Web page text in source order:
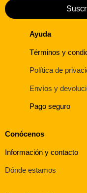
Ayuda
Términos y
Política de
Envíos y
Pago seguro
Conócenos
Información y contacto
Dónde estamos